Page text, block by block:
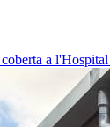
coberta a